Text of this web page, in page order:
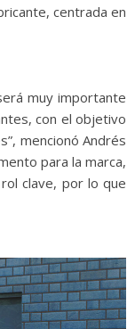
centrada en
muy importante
con el objetivo
mencionó Andrés
para la marca,
clave, por lo que